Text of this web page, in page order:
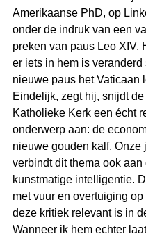
Amerikaanse PhD, op
onder de indruk van een
preken van paus Leo XIV.
er iets in hem is veranderd
nieuwe paus het Vaticaan
Eindelijk, zegt hij, snijdt
Katholieke Kerk een écht
onderwerp aan: de
nieuwe gouden kalf. Onze
verbindt dit thema ook aan
kunstmatige intelligentie.
met vuur en overtuiging
deze kritiek relevant is in
Wanneer ik hem echter